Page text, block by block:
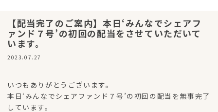
【配当完了のご案内】本日‘みんなでシェアフ
ァンド７号’の初回の配当をさせていただいて
います。
2023.07.27
いつもありがとうございます。
本日‘みんなでシェアファンド７号’の初回の配当を無事完了
しています。